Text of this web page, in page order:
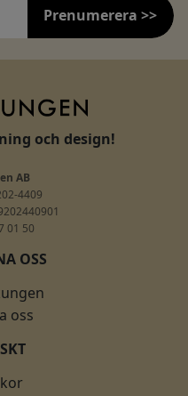
Prenumerera >>
och design!
AB
4409
01 50
OSS
oss